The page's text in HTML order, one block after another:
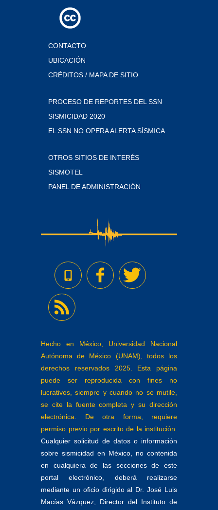
CONTACTO
UBICACIÓN
CRÉDITOS / MAPA DE SITIO
PROCESO DE REPORTES DEL SSN
SISMICIDAD 2020
EL SSN NO OPERA ALERTA SÍSMICA
OTROS SITIOS DE INTERÉS
SISMOTEL
PANEL DE ADMINISTRACIÓN
Hecho en México, Universidad Nacional
Autónoma de México (UNAM), todos los
derechos reservados 2025. Esta página
puede ser reproducida con fines no
lucrativos, siempre y cuando no se mutile,
se cite la fuente completa y su dirección
electrónica. De otra forma, requiere
permiso previo por escrito de la institución.
Cualquier solicitud de datos o información
sobre sismicidad en México, no contenida
en cualquiera de las secciones de este
portal electrónico, deberá realizarse
mediante un oficio dirigido al Dr. José Luis
Macías Vázquez, Director del Instituto de